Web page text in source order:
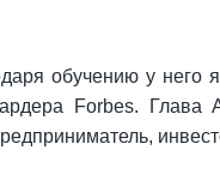
обучению у него я
Forbes. Глава